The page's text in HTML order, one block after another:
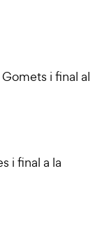
i final al
i final a la